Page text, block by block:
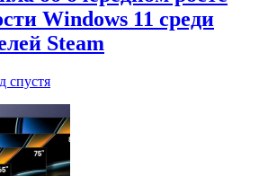
Windows 11 среди
Steam
спустя